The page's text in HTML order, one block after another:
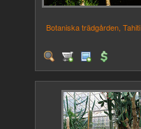
Botaniska trädgården, Tahiti